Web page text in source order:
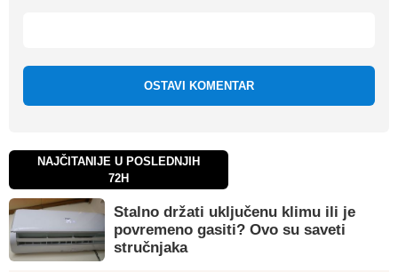
OSTAVI KOMENTAR
NAJČITANIJE U POSLEDNJIH
72H
Stalno držati uključenu klimu ili je
povremeno gasiti? Ovo su saveti
stručnjaka